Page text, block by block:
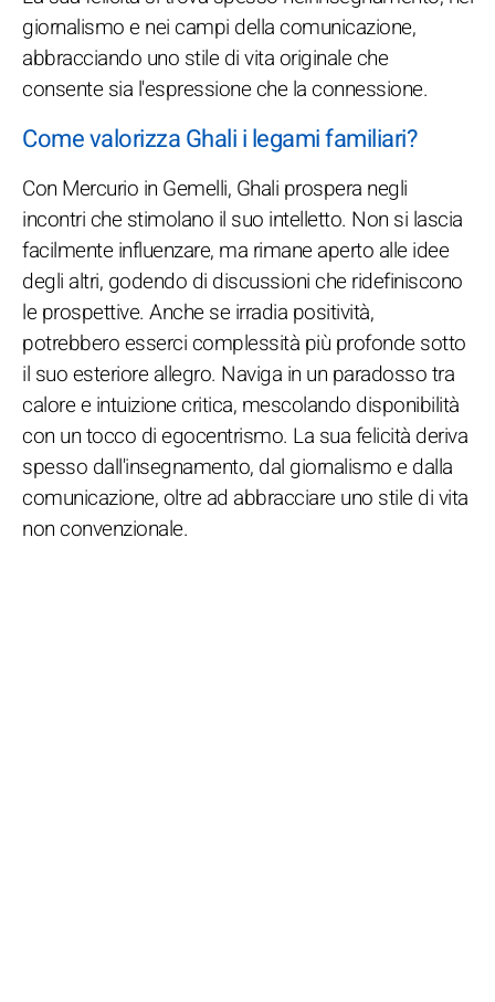
giornalismo e nei campi della comunicazione,
abbracciando uno stile di vita originale che
consente sia l'espressione che la connessione.
Come valorizza Ghali i legami familiari?
Con Mercurio in Gemelli, Ghali prospera negli
incontri che stimolano il suo intelletto. Non si lascia
facilmente influenzare, ma rimane aperto alle idee
degli altri, godendo di discussioni che ridefiniscono
le prospettive. Anche se irradia positività,
potrebbero esserci complessità più profonde sotto
il suo esteriore allegro. Naviga in un paradosso tra
calore e intuizione critica, mescolando disponibilità
con un tocco di egocentrismo. La sua felicità deriva
spesso dall'insegnamento, dal giornalismo e dalla
comunicazione, oltre ad abbracciare uno stile di vita
non convenzionale.